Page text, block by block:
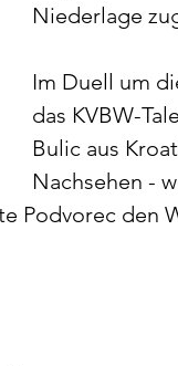
Niederlage
Im Duell um
das KVBW-
Bulic aus
Nachsehen -
Podvorec den